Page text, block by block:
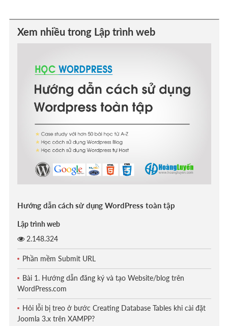
Xem nhiều trong Lập trình web
Hướng dẫn cách sử dụng WordPress toàn tập
Lập trình web
2.148.324
Phần mềm Submit URL
Bài 1. Hướng dẫn đăng ký và tạo Website/blog trên
WordPress.com
Hỏi lỗi bị treo ở bước Creating Database Tables khi cài đặt
Joomla 3.x trên XAMPP?